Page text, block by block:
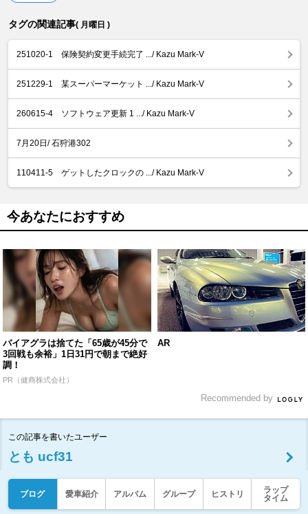
タグの関連記事( 月曜日 )
251020-1 保険契約変更手続完了 .../ Kazu Mark-V
251229-1 某スーパーマーケット .../ Kazu Mark-V
260615-4 ソフトウェア更新 1 .../ Kazu Mark-V
7月20日/ 石狩港302
110411-5 ゲットしたクロックの .../ Kazu Mark-V
今あなたにおすすめ
バイアグラは捨てた「65歳が45分で
3回戦も余裕」1日31円で朝まで絶好
調！
PR（健商株式会社）
AR
Recommended by
この記事を書いたユーザー
とも ucf31
ブログ 愛車紹介 アルバム グループ ヒストリ
ラップ
タイム